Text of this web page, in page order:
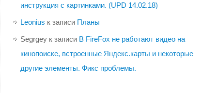
инструкция с картинками. (UPD 14.02.18)
Leonius к записи Планы
Segrgeyк записи В FireFox не работают видео на
кинопоиске, встроенные Яндекс.карты и некоторые
другие элементы. Фикс проблемы.